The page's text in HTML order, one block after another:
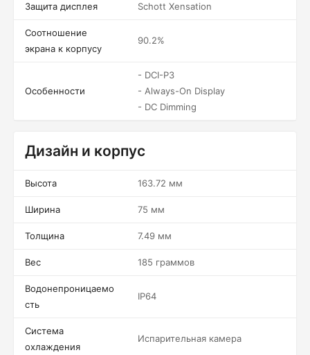
Защита дисплея Schott Xensation
Соотношение
экрана к корпусу
90.2%
Особенности
- DCI-P3
- Always-On Display
- DC Dimming
Дизайн и корпус
Высота 163.72 мм
Ширина 75 мм
Толщина 7.49 мм
Вес 185 граммов
Водонепроницаемо
сть
IP64
Система
охлаждения
Испарительная камера